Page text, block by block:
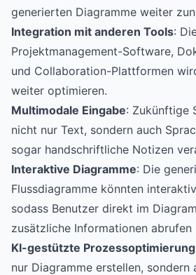
generierten Diagramme weiter
Integration mit anderen Tools:
Projektmanagement-Software,
und Collaboration-Plattformen
weiter optimieren.
Multimodale Eingabe: Zukünftige
nicht nur Text, sondern auch
sogar handschriftliche Notizen
Interaktive Diagramme: Die
Flussdiagramme könnten
sodass Benutzer direkt im
zusätzliche Informationen abrufen
KI-gestützte Prozessoptimierung
nur Diagramme erstellen, sondern